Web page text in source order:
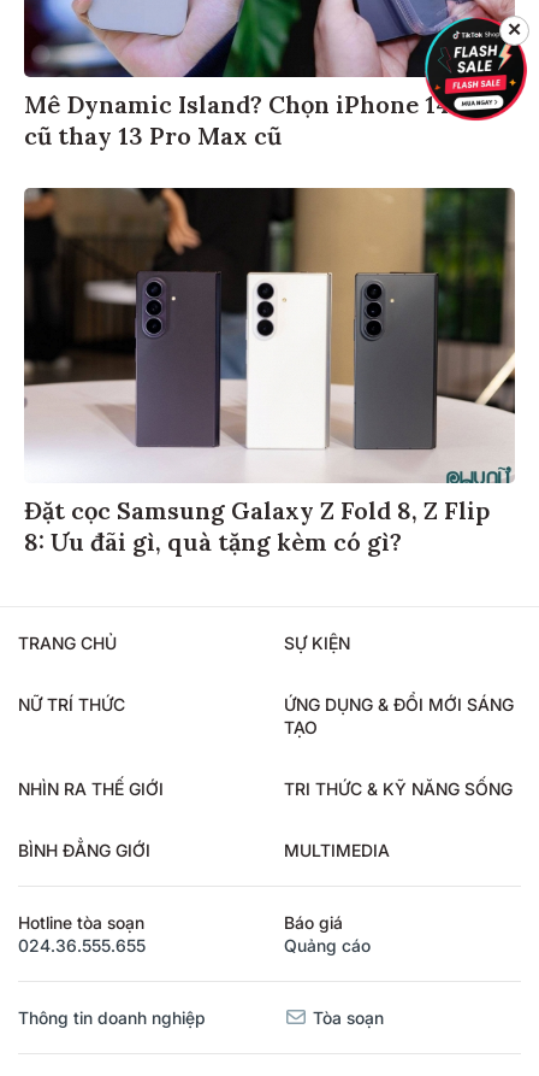
Mê Dynamic Island? Chọn iPhone 14 Pro
cũ thay 13 Pro Max cũ
Đặt cọc Samsung Galaxy Z Fold 8, Z Flip
8: Ưu đãi gì, quà tặng kèm có gì?
TRANG CHỦ SỰ KIỆN
NỮ TRÍ THỨC
ỨNG DỤNG & ĐỔI MỚI SÁNG
TẠO
NHÌN RA THẾ GIỚI TRI THỨC & KỸ NĂNG SỐNG
BÌNH ĐẲNG GIỚI MULTIMEDIA
Hotline tòa soạn
024.36.555.655
Báo giá
Quảng cáo
Thông tin doanh nghiệp Tòa soạn
✕